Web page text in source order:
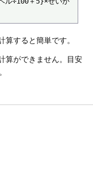
算すると簡単です。
算ができません。目安